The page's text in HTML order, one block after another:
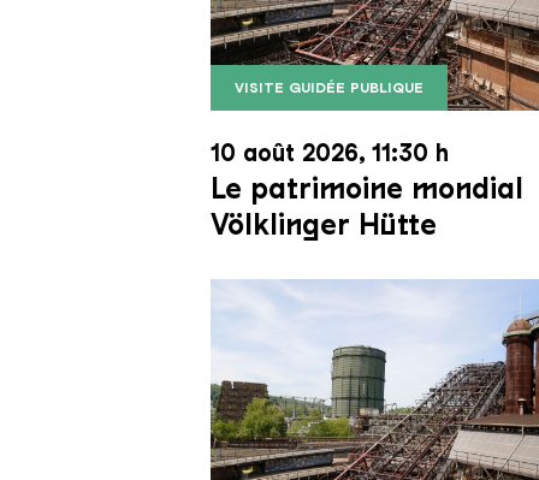
VISITE GUIDÉE PUBLIQUE
Le monte-charge incliné de la
Copyright: Weltkulturerbe
10 août 2026, 11:30 h
Le patrimoine mondial
Völklinger Hütte